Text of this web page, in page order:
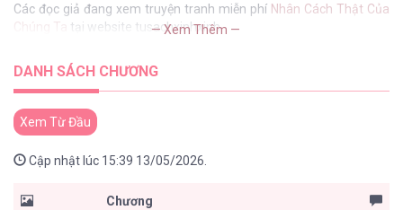
Các đọc giả đang xem truyện tranh miễn phí Nhân Cách Thật Của
Chúng Ta
tại website tusachxinhxinh
— Xem Thêm —
DANH SÁCH CHƯƠNG
Xem Từ Đầu
Cập nhật lúc 15:39 13/05/2026.
Chương